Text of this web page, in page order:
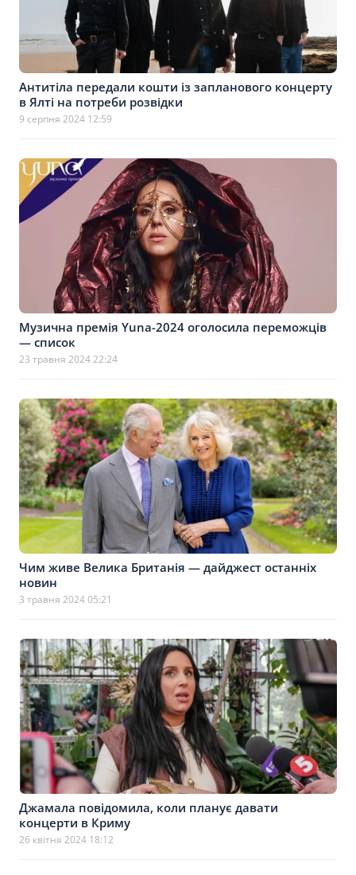
Антитіла передали кошти із запланового концерту
в Ялті на потреби розвідки
9 серпня 2024 12:59
Музична премія Yuna-2024 оголосила переможців
— список
23 травня 2024 22:24
Чим живе Велика Британія — дайджест останніх
новин
3 травня 2024 05:21
Джамала повідомила, коли планує давати
концерти в Криму
26 квітня 2024 18:12